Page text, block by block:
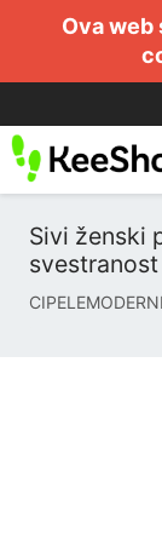
Ova web
Sivi ženski
svestranost